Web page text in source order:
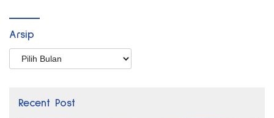
Arsip
Arsip
Recent Post